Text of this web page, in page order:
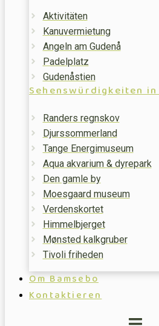
Aktivitäten
Kanuvermietung
Angeln am Gudenå
Padelplatz
Gudenåstien
Sehenswürdigkeiten
Randers regnskov
Djurssommerland
Tange Energimuseum
Aqua akvarium & dyrepark
Den gamle by
Moesgaard museum
Verdenskortet
Himmelbjerget
Mønsted kalkgruber
Tivoli friheden
Om Bamsebo
Kontaktieren